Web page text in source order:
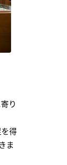
り
得
ま